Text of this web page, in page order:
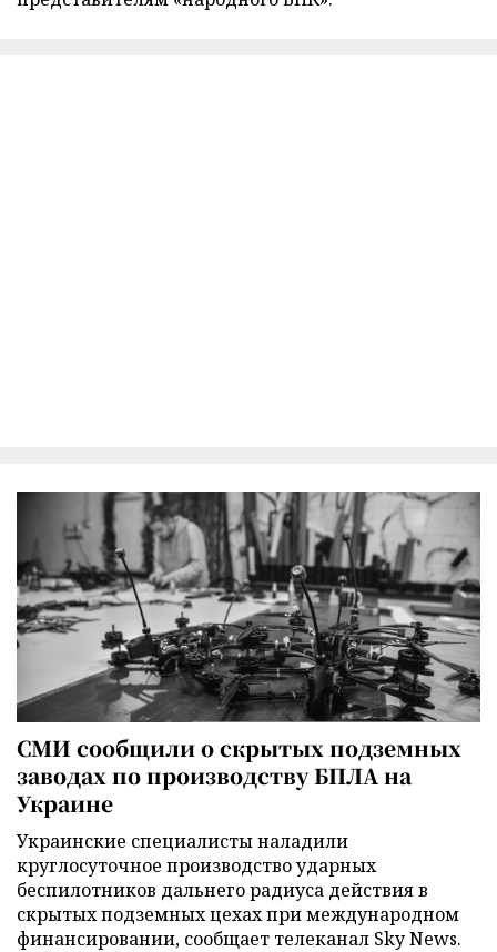
СМИ сообщили о скрытых подземных
заводах по производству БПЛА на
Украине
Украинские специалисты наладили
круглосуточное производство ударных
беспилотников дальнего радиуса действия в
скрытых подземных цехах при международном
финансировании, сообщает телеканал Sky News.